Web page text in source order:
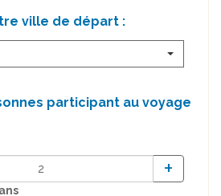
ville de départ :
participant au voyage
+